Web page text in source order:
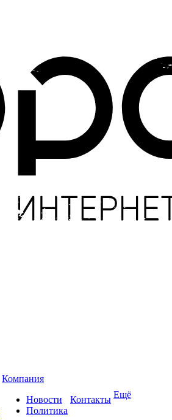
Компания
Новости
Политика
Контакты Ещё